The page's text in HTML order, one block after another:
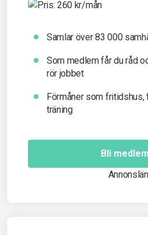
Samlar över 83 000
Som medlem får du råd
rör jobbet
Förmåner som fritidshus,
träning
Bli medlem